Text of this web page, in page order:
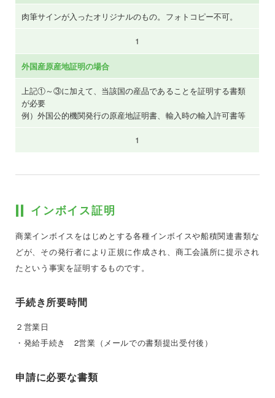
肉筆サインが入ったオリジナルのもの。フォトコピー不可。
1
外国産原産地証明の場合
上記①～③に加えて、当該国の産品であることを証明する書類
が必要
例）外国公的機関発行の原産地証明書、輸入時の輸入許可書等
1
インボイス証明
商業インボイスをはじめとする各種インボイスや船積関連書類な
どが、その発行者により正規に作成され、商工会議所に提示され
たという事実を証明するものです。
手続き所要時間
２営業日
・発給手続き 2営業（メールでの書類提出受付後）
申請に必要な書類